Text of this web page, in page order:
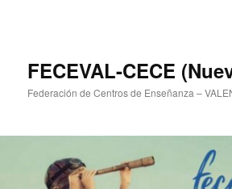
FECEVAL-CECE
Federación de Centros de Enseñanza –